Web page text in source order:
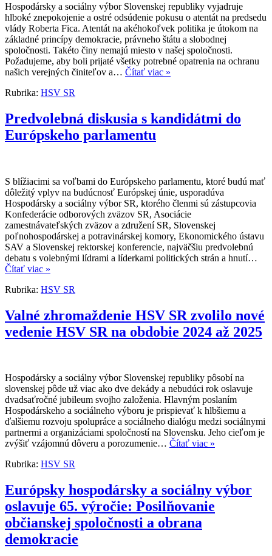
Hospodársky a sociálny výbor Slovenskej republiky vyjadruje
hlboké znepokojenie a ostré odsúdenie pokusu o atentát na predsedu
vlády Roberta Fica. Atentát na akéhokoľvek politika je útokom na
základné princípy demokracie, právneho štátu a slobodnej
spoločnosti. Takéto činy nemajú miesto v našej spoločnosti.
Požadujeme, aby boli prijaté všetky potrebné opatrenia na ochranu
našich verejných činiteľov a… Čítať viac »
Rubrika: HSV SR
Predvolebná diskusia s kandidátmi do
Európskeho parlamentu
S blížiacimi sa voľbami do Európskeho parlamentu, ktoré budú mať
dôležitý vplyv na budúcnosť Európskej únie, usporadúva
Hospodársky a sociálny výbor SR, ktorého členmi sú zástupcovia
Konfederácie odborových zväzov SR, Asociácie
zamestnávateľských zväzov a združení SR, Slovenskej
poľnohospodárskej a potravinárskej komory, Ekonomického ústavu
SAV a Slovenskej rektorskej konferencie, najväčšiu predvolebnú
debatu s volebnými lídrami a líderkami politických strán a hnutí…
Čítať viac »
Rubrika: HSV SR
Valné zhromaždenie HSV SR zvolilo nové
vedenie HSV SR na obdobie 2024 až 2025
Hospodársky a sociálny výbor Slovenskej republiky pôsobí na
slovenskej pôde už viac ako dve dekády a nebudúci rok oslavuje
dvadsaťročné jubileum svojho založenia. Hlavným poslaním
Hospodárskeho a sociálneho výboru je prispievať k hlbšiemu a
ďalšiemu rozvoju spolupráce a sociálneho dialógu medzi sociálnymi
partnermi a organizáciami spoločností na Slovensku. Jeho cieľom je
zvýšiť vzájomnú dôveru a porozumenie… Čítať viac »
Rubrika: HSV SR
Európsky hospodársky a sociálny výbor
oslavuje 65. výročie: Posilňovanie
občianskej spoločnosti a obrana
demokracie